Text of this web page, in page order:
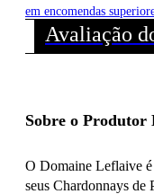
em encomendas
Avaliação
Sobre o Produtor
O Domaine Leflaive é
seus Chardonnays de